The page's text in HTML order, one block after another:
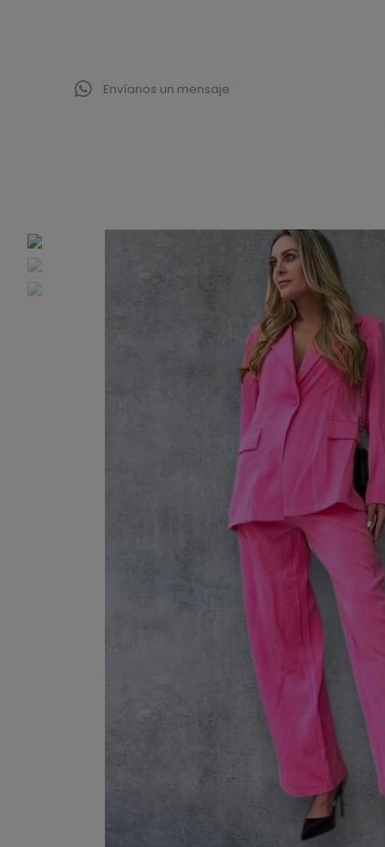
Envíanos un mensaje